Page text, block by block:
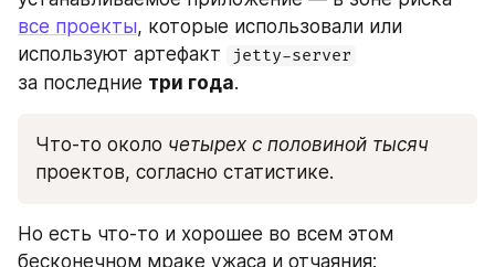
все проекты, которые использовали или
используют артефакт
jetty-server
за последние три года.
Что-то около четырех с половиной тысяч
проектов, согласно статистике.
Но есть что-то и хорошее во всем этом
бесконечном мраке ужаса и отчаяния: